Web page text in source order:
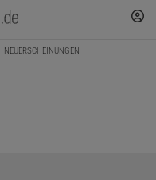
NEUERSCHEINUNGEN